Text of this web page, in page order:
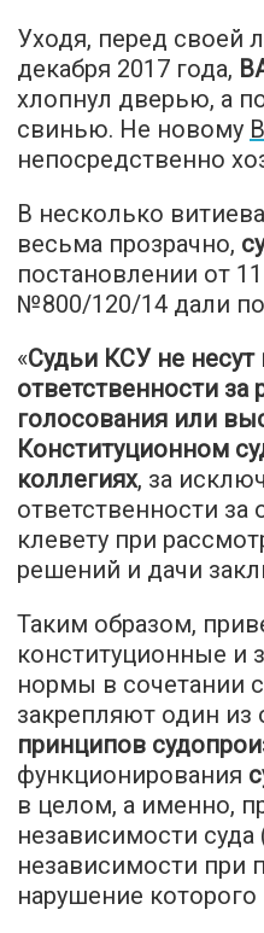
Уходя, перед своей
декабря 2017 года,
хлопнул дверью, а
свинью. Не новому
непосредственно
В несколько
весьма прозрачно,
постановлении от
№800/120/14 дали
«Судьи КСУ не
ответственности за
голосования или
Конституционном
коллегиях, за
ответственности за
клевету при
решений и дачи
Таким образом,
конституционные и
нормы в сочетании
закрепляют один
принципов
функционирования
в целом, а именно,
независимости
независимости при
нарушение